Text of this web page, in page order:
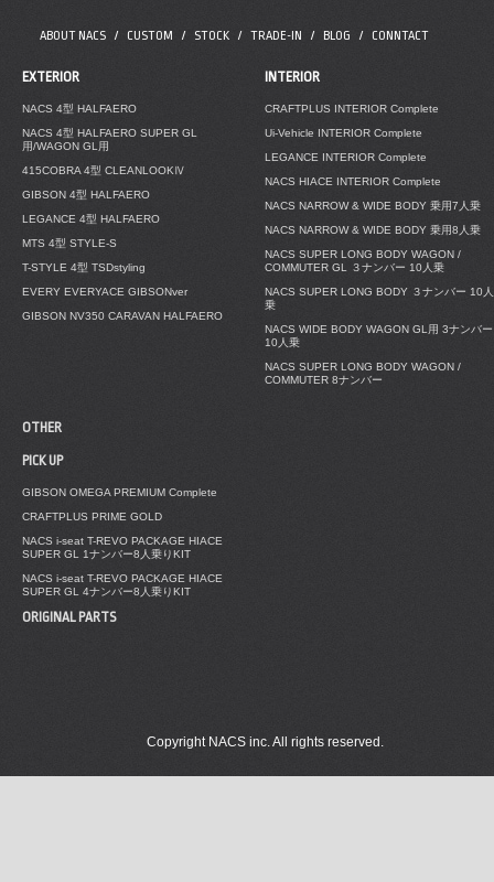
ABOUT NACS CUSTOM STOCK TRADE-IN BLOG CONNTACT
EXTERIOR
NACS 4型 HALFAERO
NACS 4型 HALFAERO SUPER GL
用/WAGON GL用
415COBRA 4型 CLEANLOOKⅣ
GIBSON 4型 HALFAERO
LEGANCE 4型 HALFAERO
MTS 4型 STYLE-S
T-STYLE 4型 TSDstyling
EVERY EVERYACE GIBSONver
GIBSON NV350 CARAVAN HALFAERO
INTERIOR
CRAFTPLUS INTERIOR Complete
Ui-Vehicle INTERIOR Complete
LEGANCE INTERIOR Complete
NACS HIACE INTERIOR Complete
NACS NARROW & WIDE BODY 乗用7人乗
NACS NARROW & WIDE BODY 乗用8人乗
NACS SUPER LONG BODY WAGON /
COMMUTER GL ３ナンバー 10人乗
NACS SUPER LONG BODY ３ナンバー 10人
乗
NACS WIDE BODY WAGON GL用 3ナンバー
10人乗
NACS SUPER LONG BODY WAGON /
COMMUTER 8ナンバー
OTHER
PICK UP
GIBSON OMEGA PREMIUM Complete
CRAFTPLUS PRIME GOLD
NACS i-seat T-REVO PACKAGE HIACE
SUPER GL 1ナンバー8人乗りKIT
NACS i-seat T-REVO PACKAGE HIACE
SUPER GL 4ナンバー8人乗りKIT
ORIGINAL PARTS
Copyright NACS inc. All rights reserved.